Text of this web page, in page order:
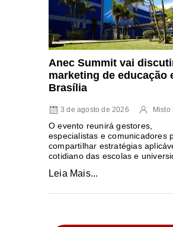
Anec Summit vai
marketing de educação
Brasília
3 de agosto de 2026 Misto
O evento reunirá gestores,
especialistas e comunicadores
compartilhar estratégias
cotidiano das escolas e
Leia Mais...